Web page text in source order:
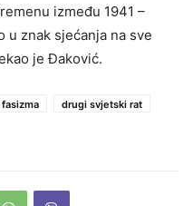
između 1941 –
u znak sjećanja na sve
je Đaković.
drugi svjetski rat